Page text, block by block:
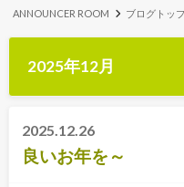
ANNOUNCER ROOM ブログトッ
2025年12月
2025.12.26
良いお年を～